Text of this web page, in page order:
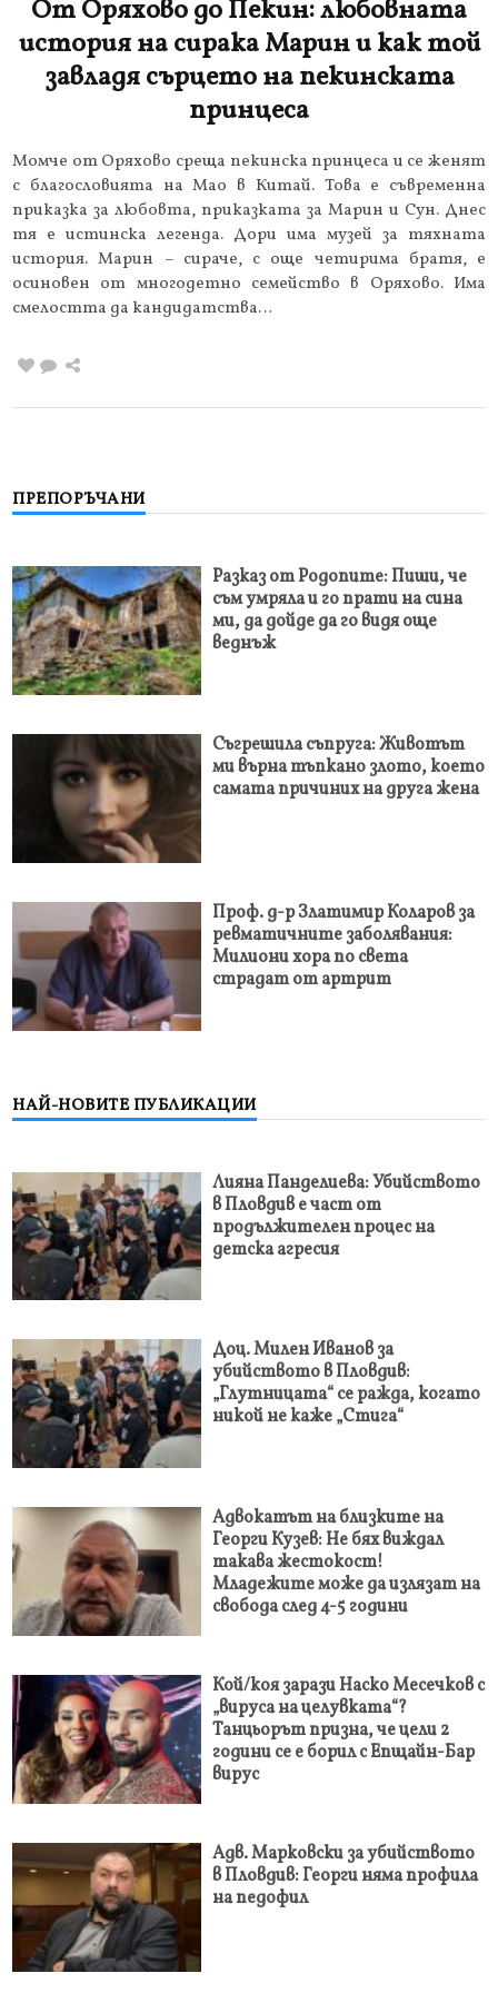
От Оряхово до Пекин: любовната
история на сирака Марин и как той
завладя сърцето на пекинската
принцеса
Момче от Оряхово среща пекинска принцеса и се женят
с благословията на Мао в Китай. Това е съвременна
приказка за любовта, приказката за Марин и Сун. Днес
тя е истинска легенда. Дори има музей за тяхната
история. Марин – сираче, с още четирима братя, е
осиновен от многодетно семейство в Оряхово. Има
смелостта да кандидатства…
ПРЕПОРЪЧАНИ
Разказ от Родопите: Пиши, че
съм умряла и го прати на сина
ми, да дойде да го видя още
веднъж
Съгрешила съпруга: Животът
ми върна тъпкано злото, което
самата причиних на друга жена
Проф. д-р Златимир Коларов за
ревматичните заболявания:
Милиони хора по света
страдат от артрит
НАЙ-НОВИТЕ ПУБЛИКАЦИИ
Лияна Панделиева: Убийството
в Пловдив е част от
продължителен процес на
детска агресия
Доц. Милен Иванов за
убийството в Пловдив:
„Глутницата“ се ражда, когато
никой не каже „Стига“
Адвокатът на близките на
Георги Кузев: Не бях виждал
такава жестокост!
Младежите може да излязат на
свобода след 4-5 години
Кой/коя зарази Наско Месечков с
„вируса на целувката“?
Танцьорът призна, че цели 2
години се е борил с Епщайн-Бар
вирус
Адв. Марковски за убийството
в Пловдив: Георги няма профила
на педофил